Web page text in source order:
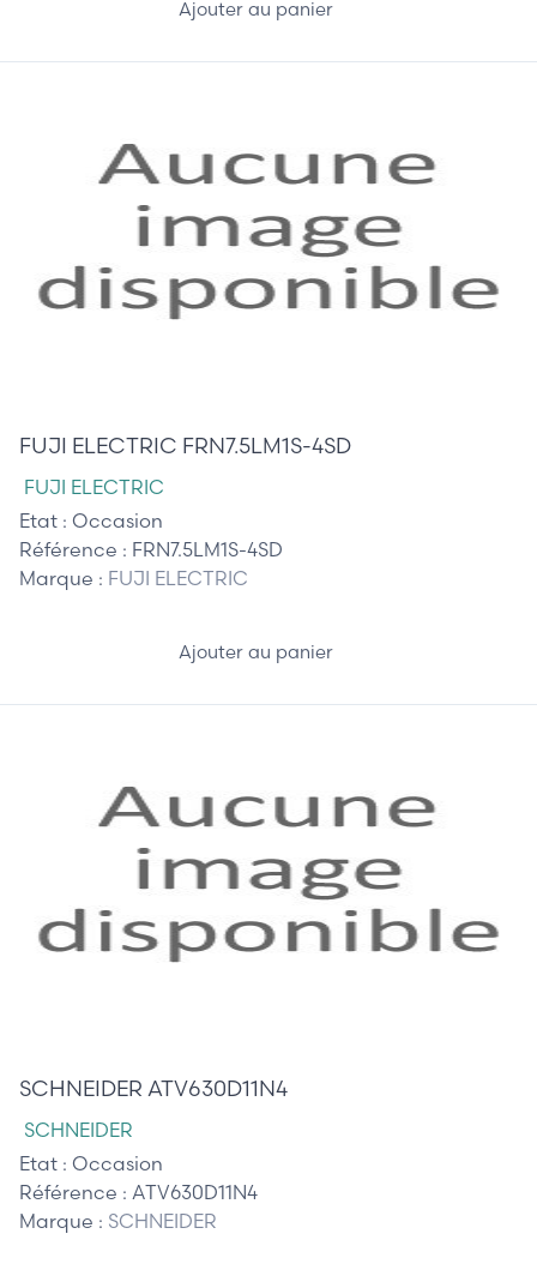
Ajouter au panier
FUJI ELECTRIC FRN7.5LM1S-4SD
FUJI ELECTRIC
Etat : Occasion
Référence : FRN7.5LM1S-4SD
Marque : FUJI ELECTRIC
Ajouter au panier
SCHNEIDER ATV630D11N4
SCHNEIDER
Etat : Occasion
Référence : ATV630D11N4
Marque : SCHNEIDER